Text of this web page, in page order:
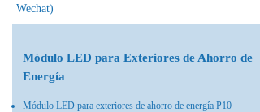
Wechat)
Módulo LED para Exteriores de Ahorro de
Energía
Módulo LED para exteriores de ahorro de energía P10